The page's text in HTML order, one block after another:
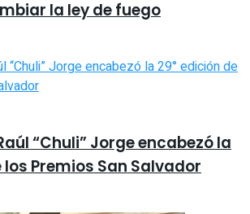
la ley de fuego
“Chuli” Jorge encabezó la
los Premios San Salvador